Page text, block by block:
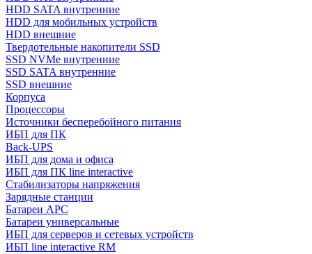
HDD SATA внутренние
HDD для мобильных устройств
HDD внешние
Твердотельные накопители SSD
SSD NVMe внутренние
SSD SATA внутренние
SSD внешние
Корпуса
Процессоры
Источники бесперебойного питания
ИБП для ПК
Back-UPS
ИБП для дома и офиса
ИБП для ПК linе interactive
Стабилизаторы напряжения
Зарядные станции
Батареи APC
Батареи универсальные
ИБП для серверов и сетевых устройств
ИБП line interactive RM